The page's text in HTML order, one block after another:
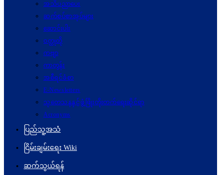
အသိပညာပေး
ဆက်စပ်စာအုပ်များ
ဆောင်းပါး
ဝတ္ထုတို
ကဗျာ
ကာတွန်း
အစီရင်ခံစာ
E-Newsletters
သုတေသနနှင့်ဖွံ့ဖြိုးတိုးတက်ရေးဆိုင်ရာ
Acronyms
ပြည်သူ့အသံ
ငြိမ်းချမ်းရေး Wiki
ဆက်သွယ်ရန်